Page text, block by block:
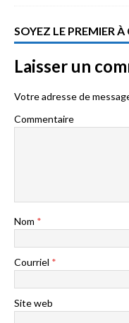
SOYEZ LE PREMIER
Laisser un
Votre adresse de
Commentaire
Nom *
Courriel *
Site web